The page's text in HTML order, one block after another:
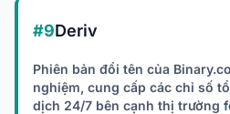
#9Deriv
Phiên bản đổi tên của
nghiệm, cung cấp các chỉ số
dịch 24/7 bên cạnh thị trường